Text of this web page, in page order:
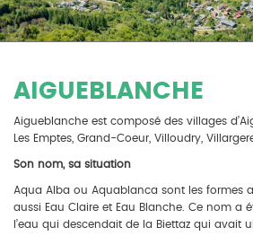
AIGUEBLANCHE
Aigueblanche est composé des villages
Les Emptes, Grand-Coeur, Villoudry,
Son nom, sa situation
Aqua Alba ou Aquablanca sont les formes
aussi Eau Claire et Eau Blanche. Ce nom a
l’eau qui descendait de la Biettaz qui avait